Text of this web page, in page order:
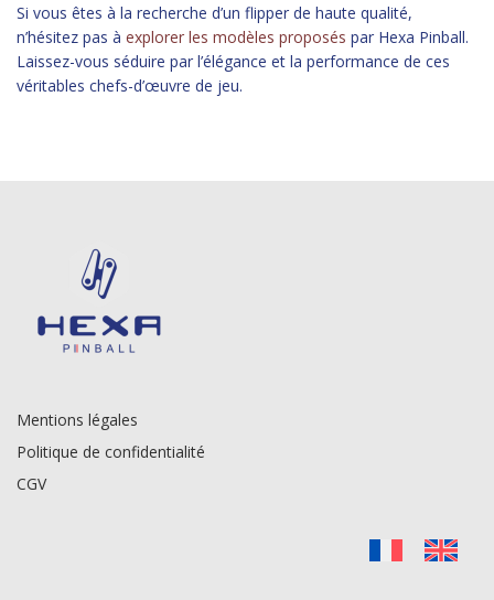
Si vous êtes à la recherche d’un flipper de haute qualité,
n’hésitez pas à explorer les modèles proposés par Hexa Pinball.
Laissez-vous séduire par l’élégance et la performance de ces
véritables chefs-d’œuvre de jeu.
Mentions légales
Politique de confidentialité
CGV